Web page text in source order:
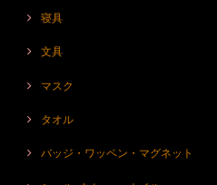
寝具
文具
マスク
タオル
バッジ・ワッペン・マグネット